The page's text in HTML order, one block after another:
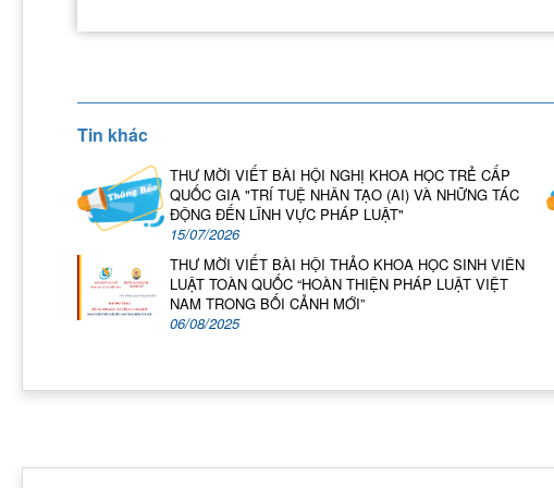
Tin khác
THƯ MỜI VIẾT BÀI HỘI NGHỊ KHOA HỌC TRẺ CẤP
QUỐC GIA "TRÍ TUỆ NHÂN TẠO (AI) VÀ NHỮNG TÁC
ĐỘNG ĐẾN LĨNH VỰC PHÁP LUẬT"
15/07/2026
THƯ MỜI VIẾT BÀI HỘI THẢO KHOA HỌC SINH VIÊN
LUẬT TOÀN QUỐC “HOÀN THIỆN PHÁP LUẬT VIỆT
NAM TRONG BỐI CẢNH MỚI”
06/08/2025